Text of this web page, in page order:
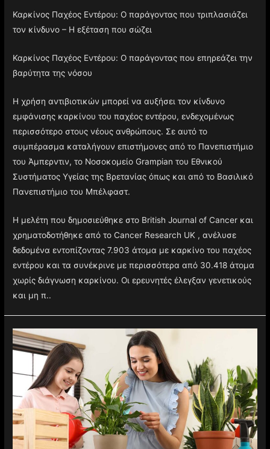
Καρκίνος Παχέος Εντέρου: Ο παράγοντας που τριπλασιάζει
τον κίνδυνο – Η εξέταση που σώζει
Καρκίνος Παχέος Εντέρου: Ο παράγοντας που επηρεάζει την
βαρύτητα της νόσου
Η χρήση αντιβιοτικών μπορεί να αυξήσει τον κίνδυνο
εμφάνισης καρκίνου του παχέος εντέρου, ενδεχομένως
περισσότερο στους νέους ανθρώπους. Σε αυτό το
συμπέρασμα καταλήγουν επιστήμονες από το Πανεπιστήμιο
του Άμπερντιν, το Νοσοκομείο Grampian του Εθνικού
Συστήματος Υγείας της Βρετανίας όπως και από το Βασιλικό
Πανεπιστήμιο του Μπέλφαστ.
Η μελέτη που δημοσιεύθηκε στο British Journal of Cancer και
χρηματοδοτήθηκε από το Cancer Research UK , ανέλυσε
δεδομένα εντοπίζοντας 7.903 άτομα με καρκίνο του παχέος
εντέρου και τα συνέκρινε με περισσότερα από 30.418 άτομα
χωρίς διάγνωση καρκίνου. Οι ερευνητές έλεγξαν γενετικούς
και μη π..